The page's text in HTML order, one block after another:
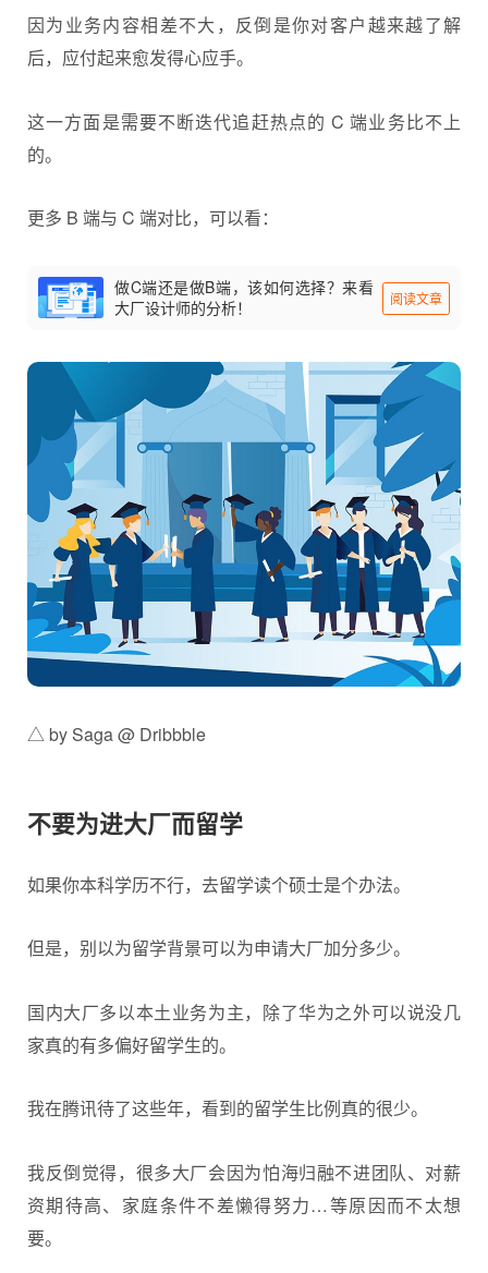
因为业务内容相差不大，反倒是你对客户越来越了解
后，应付起来愈发得心应手。
这一方面是需要不断迭代追赶热点的 C 端业务比不上
的。
更多 B 端与 C 端对比，可以看：
做C端还是做B端，该如何选择？来看
大厂设计师的分析！
阅读文章
△ by Saga @ Dribbble
不要为进大厂而留学
如果你本科学历不行，去留学读个硕士是个办法。
但是，别以为留学背景可以为申请大厂加分多少。
国内大厂多以本土业务为主，除了华为之外可以说没几
家真的有多偏好留学生的。
我在腾讯待了这些年，看到的留学生比例真的很少。
我反倒觉得，很多大厂会因为怕海归融不进团队、对薪
资期待高、家庭条件不差懒得努力…等原因而不太想
要。